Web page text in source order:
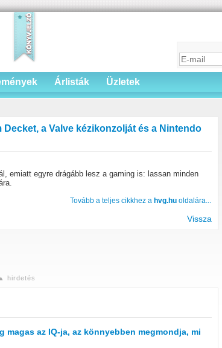
Árlisták Üzletek
a Valve kézikonzolját és a Nintendo
emiatt egyre drágább lesz a gaming is: lassan minden
Tovább a teljes cikkhez a hvg.hu oldalára...
Vissza
▲ hirdetés
az IQ-ja, az könnyebben megmondja, mi